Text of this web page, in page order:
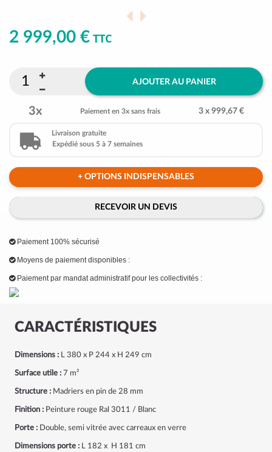
CARACTÉRISTIQUES
Dimensions : L 380 x P 244 x H 249 cm
Surface utile : 7 m²
Structure : Madriers en pin de 28 mm
Finition : Peinture rouge Ral 3011 / Blanc
Porte : Double, semi vitrée avec carreaux en verre
Dimensions porte : L 182 x H 181 cm
2 999,00 € TTC
AJOUTER AU PANIER
3x Paiement en 3x sans frais 3 x 999,67 €
Livraison gratuite
Expédié sous 5 à 7 semaines
+ OPTIONS INDISPENSABLES
RECEVOIR UN DEVIS
Paiement 100% sécurisé
Moyens de paiement disponibles :
Paiement par mandat administratif pour les collectivités :